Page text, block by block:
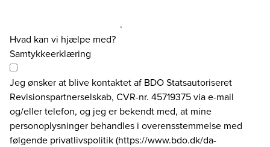
Hvad kan vi hjælpe med?
Samtykkeerklæring
Jeg ønsker at blive kontaktet af BDO Statsautoriseret
Revisionspartnerselskab, CVR-nr. 45719375 via e-mail
og/eller telefon, og jeg er bekendt med, at mine
personoplysninger behandles i overensstemmelse med
følgende privatlivspolitik (https://www.bdo.dk/da-